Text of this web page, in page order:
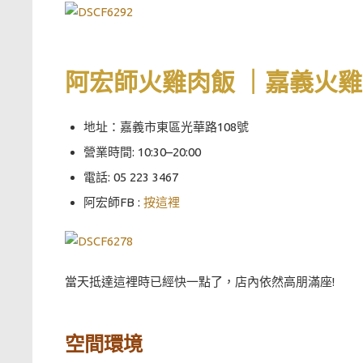
阿宏師火雞肉飯 ｜嘉義火
地址：嘉義市東區光華路108號
營業時間: 10:30–20:00
電話: 05 223 3467
阿宏師FB : 按這裡
當天抵達這裡時已經快一點了，店內依然高朋滿座!
空間環境